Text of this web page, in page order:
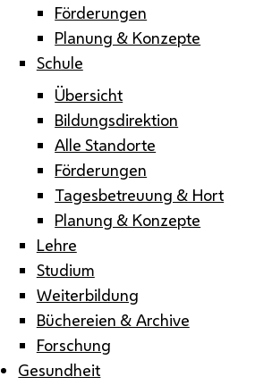
Förderungen
Planung & Konzepte
Schule
Übersicht
Bildungsdirektion
Alle Standorte
Förderungen
Tagesbetreuung & Hort
Planung & Konzepte
Lehre
Studium
Weiterbildung
Büchereien & Archive
Forschung
Gesundheit